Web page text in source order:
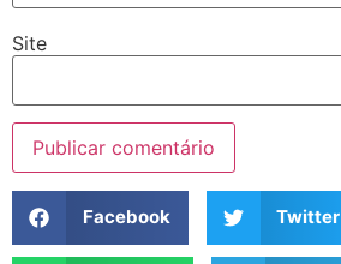
Site
Facebook Twitter